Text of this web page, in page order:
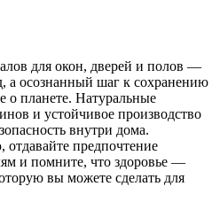
для окон, дверей и полов —
а осознанный шаг к сохранению
о планете. Натуральные
и устойчивое производство
внутри дома.
предпочтение
и помните, что здоровье —
вы можете сделать для